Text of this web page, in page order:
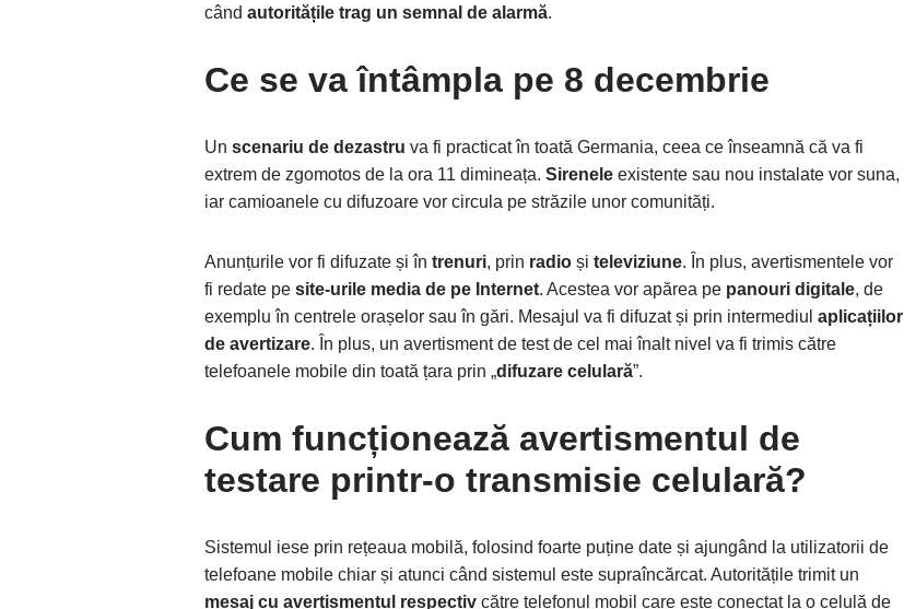
când autoritățile trag un semnal de alarmă.
Ce se va întâmpla pe 8 decembrie
Un scenariu de dezastru va fi practicat în toată Germania, ceea ce înseamnă că va fi
extrem de zgomotos de la ora 11 dimineața. Sirenele existente sau nou instalate vor suna,
iar camioanele cu difuzoare vor circula pe străzile unor comunități.
Anunțurile vor fi difuzate și în trenuri, prin radio și televiziune. În plus, avertismentele vor
fi redate pe site-urile media de pe Internet. Acestea vor apărea pe panouri digitale, de
exemplu în centrele orașelor sau în gări. Mesajul va fi difuzat și prin intermediul aplicațiilor
de avertizare. În plus, un avertisment de test de cel mai înalt nivel va fi trimis către
telefoanele mobile din toată țara prin „difuzare celulară”.
Cum funcționează avertismentul de
testare printr-o transmisie celulară?
Sistemul iese prin rețeaua mobilă, folosind foarte puține date și ajungând la utilizatorii de
telefoane mobile chiar și atunci când sistemul este supraîncărcat. Autoritățile trimit un
mesaj cu avertismentul respectiv către telefonul mobil care este conectat la o celulă de